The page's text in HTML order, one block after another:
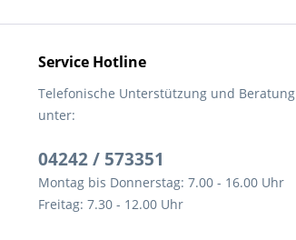
Service Hotline
Telefonische Unterstützung und Beratung
unter:
04242 / 573351
Montag bis Donnerstag: 7.00 - 16.00 Uhr
Freitag: 7.30 - 12.00 Uhr